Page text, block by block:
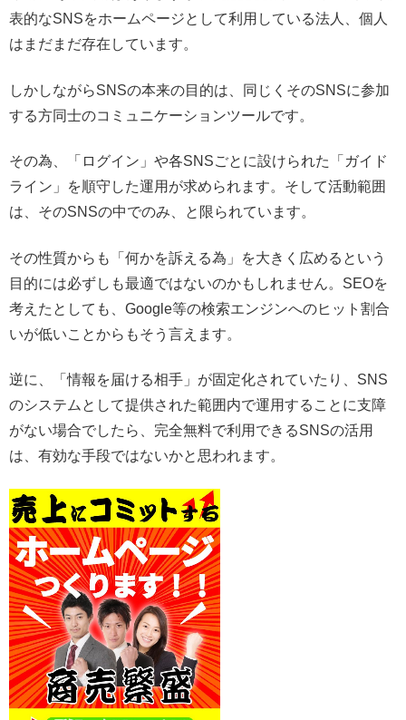
表的なSNSをホームページとして利用している法人、個人
はまだまだ存在しています。
しかしながらSNSの本来の目的は、同じくそのSNSに参加
する方同士のコミュニケーションツールです。
その為、「ログイン」や各SNSごとに設けられた「ガイド
ライン」を順守した運用が求められます。そして活動範囲
は、そのSNSの中でのみ、と限られています。
その性質からも「何かを訴える為」を大きく広めるという
目的には必ずしも最適ではないのかもしれません。SEOを
考えたとしても、Google等の検索エンジンへのヒット割合
いが低いことからもそう言えます。
逆に、「情報を届ける相手」が固定化されていたり、SNS
のシステムとして提供された範囲内で運用することに支障
がない場合でしたら、完全無料で利用できるSNSの活用
は、有効な手段ではないかと思われます。